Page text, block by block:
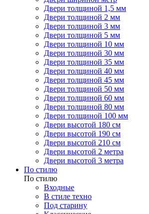
Двери толщиной 1,5 мм
Двери толщиной 2 мм
Двери толщиной 3 мм
Двери толщиной 5 мм
Двери толщиной 10 мм
Двери толщиной 30 мм
Двери толщиной 35 мм
Двери толщиной 40 мм
Двери толщиной 45 мм
Двери толщиной 50 мм
Двери толщиной 60 мм
Двери толщиной 80 мм
Двери толщиной 100 мм
Двери высотой 180 см
Двери высотой 190 см
Двери высотой 210 см
Двери высотой 2 метра
Двери высотой 3 метра
По стилю
По стилю
Входные
В стиле техно
Под старину